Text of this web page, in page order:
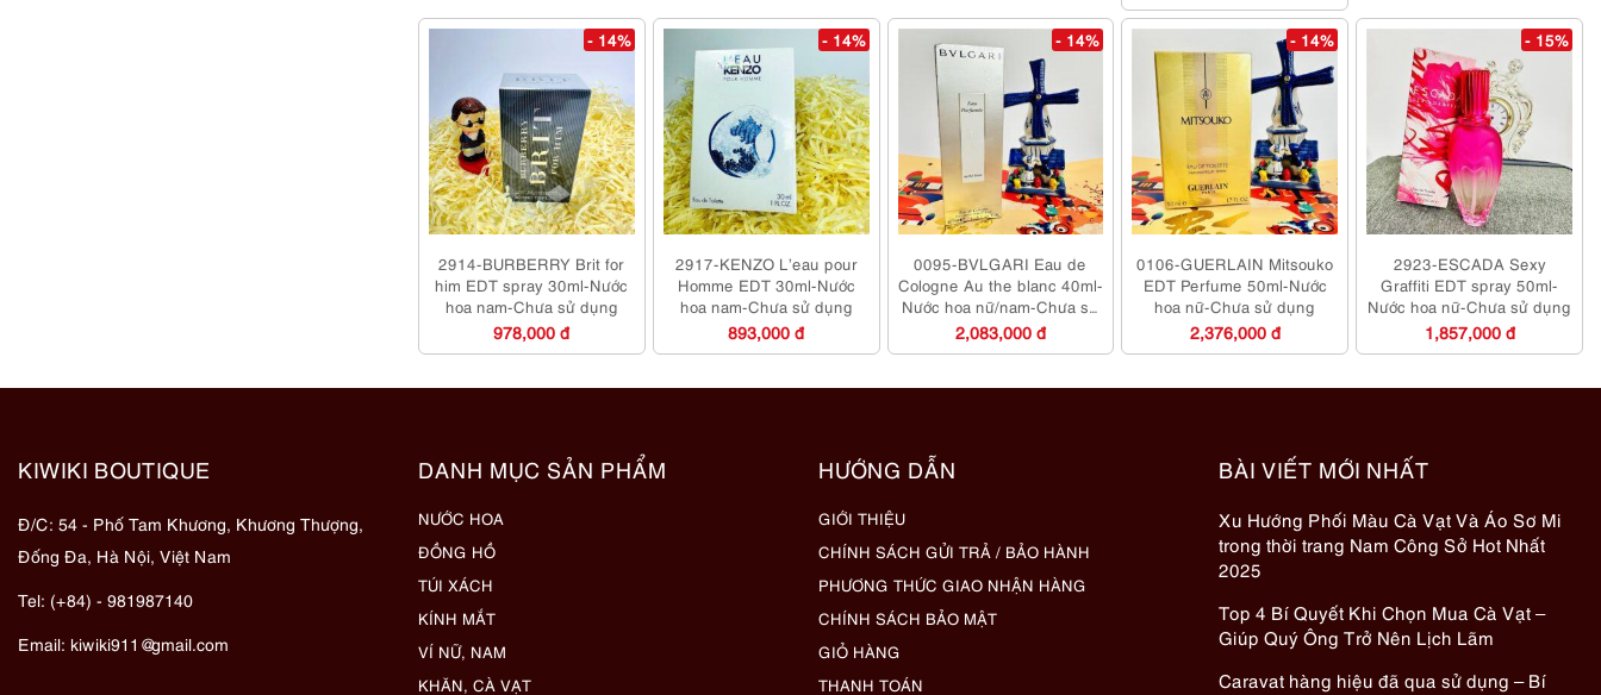
- 14%
2914-BURBERRY Brit for
him EDT spray 30ml-Nước
hoa nam-Chưa sử dụng
978,000 đ
- 14%
2917-KENZO L’eau pour
Homme EDT 30ml-Nước
hoa nam-Chưa sử dụng
893,000 đ
- 14%
0095-BVLGARI Eau de
Cologne Au the blanc 40ml-
Nước hoa nữ/nam-Chưa sử
dụng
2,083,000 đ
- 14%
0106-GUERLAIN Mitsouko
EDT Perfume 50ml-Nước
hoa nữ-Chưa sử dụng
2,376,000 đ
- 15%
2923-ESCADA Sexy
Graffiti EDT spray 50ml-
Nước hoa nữ-Chưa sử dụng
1,857,000 đ
KIWIKI BOUTIQUE
Đ/C: 54 - Phố Tam Khương, Khương Thượng,
Đống Đa, Hà Nội, Việt Nam
Tel: (+84) - 981987140
Email: kiwiki911@gmail.com
DANH MỤC SẢN PHẨM
NƯỚC HOA
ĐỒNG HỒ
TÚI XÁCH
KÍNH MẮT
VÍ NỮ, NAM
KHĂN, CÀ VẠT
HƯỚNG DẪN
GIỚI THIỆU
CHÍNH SÁCH GỬI TRẢ / BẢO HÀNH
PHƯƠNG THỨC GIAO NHẬN HÀNG
CHÍNH SÁCH BẢO MẬT
GIỎ HÀNG
THANH TOÁN
BÀI VIẾT MỚI NHẤT
Xu Hướng Phối Màu Cà Vạt Và Áo Sơ Mi
trong thời trang Nam Công Sở Hot Nhất
2025
Top 4 Bí Quyết Khi Chọn Mua Cà Vạt –
Giúp Quý Ông Trở Nên Lịch Lãm
Caravat hàng hiệu đã qua sử dụng – Bí